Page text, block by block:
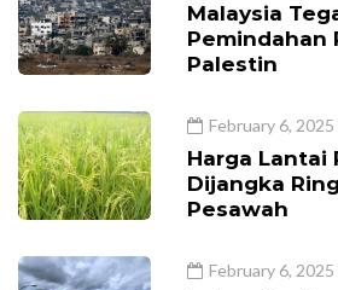
Malaysia
Pemindahan
Palestin
February 6, 2025
Harga Lantai
Dijangka
Pesawah
February 6, 2025